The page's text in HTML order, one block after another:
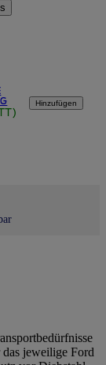
Hinzufügen
jeweilige Ford